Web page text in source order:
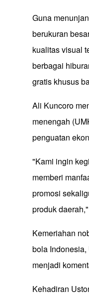
Guna
berukuran
kualitas visual
berbagai
gratis khusus
Ali Kuncoro
menengah
penguatan
"Kami ingin
memberi
promosi
produk
Kemeriahan
bola
menjadi
Kehadiran